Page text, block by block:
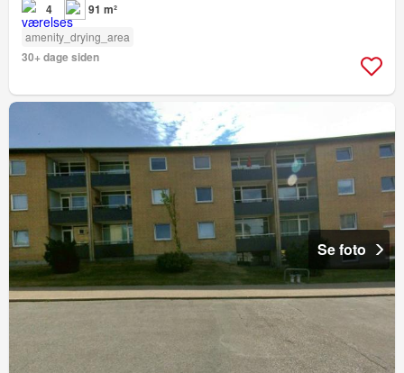
4 91 m²
amenity_drying_area
30+ dage siden
Se foto